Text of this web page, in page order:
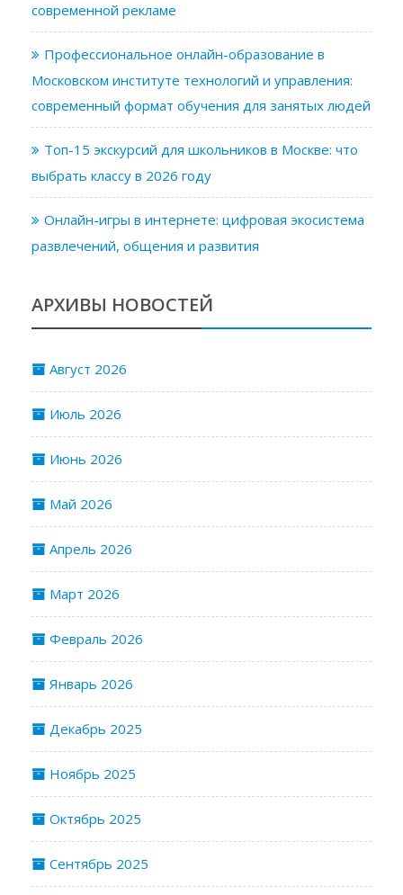
современной рекламе
Профессиональное онлайн-образование в
Московском институте технологий и управления:
современный формат обучения для занятых людей
Топ-15 экскурсий для школьников в Москве: что
выбрать классу в 2026 году
Онлайн-игры в интернете: цифровая экосистема
развлечений, общения и развития
АРХИВЫ НОВОСТЕЙ
Август 2026
Июль 2026
Июнь 2026
Май 2026
Апрель 2026
Март 2026
Февраль 2026
Январь 2026
Декабрь 2025
Ноябрь 2025
Октябрь 2025
Сентябрь 2025